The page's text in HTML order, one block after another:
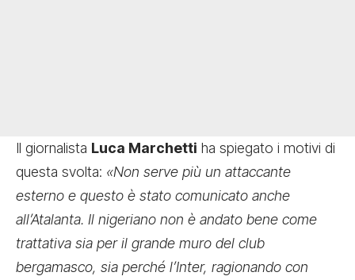
Il giornalista Luca Marchetti ha spiegato i motivi di
questa svolta: «Non serve più un attaccante
esterno e questo è stato comunicato anche
all’Atalanta. Il nigeriano non è andato bene come
trattativa sia per il grande muro del club
bergamasco, sia perché l’Inter, ragionando con